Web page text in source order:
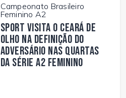
Campeonato Brasileiro
Feminino A2
Sport visita o Ceará de
olho na definição do
adversário nas quartas
da Série A2 Feminino